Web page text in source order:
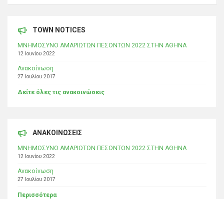
TOWN NOTICES
ΜΝΗΜΟΣΥΝΟ ΑΜΑΡΙΩΤΩΝ ΠΕΣΟΝΤΩΝ 2022 ΣΤΗΝ ΑΘΗΝΑ
12 Ιουνίου 2022
Ανακοίνωση
27 Ιουλίου 2017
Δείτε όλες τις ανακοινώσεις
ΑΝΑΚΟΙΝΩΣΕΙΣ
ΜΝΗΜΟΣΥΝΟ ΑΜΑΡΙΩΤΩΝ ΠΕΣΟΝΤΩΝ 2022 ΣΤΗΝ ΑΘΗΝΑ
12 Ιουνίου 2022
Ανακοίνωση
27 Ιουλίου 2017
Περισσότερα